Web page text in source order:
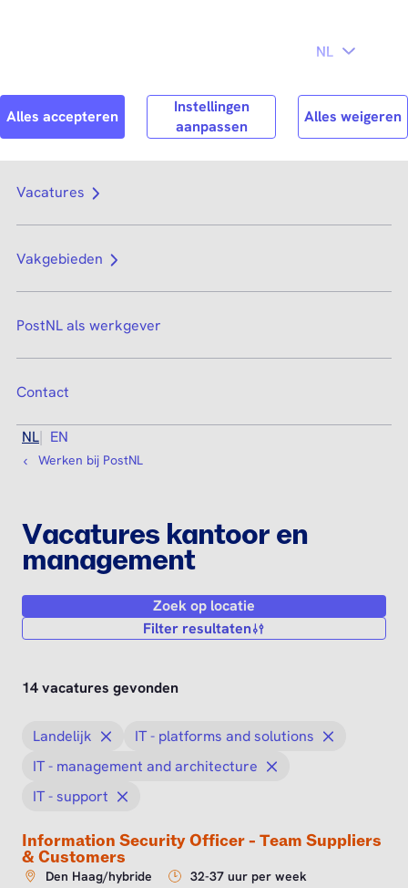
Search Zoek
Vacatures
Vakgebieden
PostNL als werkgever
Contact
NL EN
Werken bij PostNL